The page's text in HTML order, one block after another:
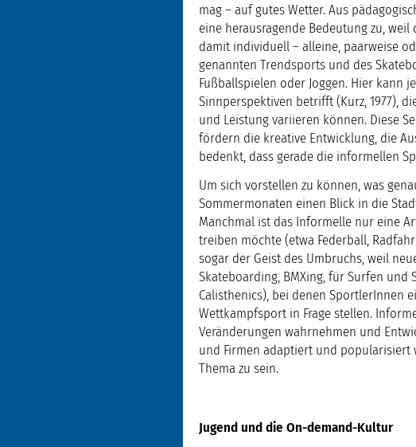
mag – auf gutes Wetter. Aus
eine herausragende Bedeutung zu,
damit individuell – alleine, paarweise
genannten Trendsports und des
Fußballspielen oder Joggen. Hier kann
Sinnperspektiven betrifft (Kurz, 1977),
und Leistung variieren können. Diese
fördern die kreative Entwicklung, die
bedenkt, dass gerade die informellen
Um sich vorstellen zu können, was
Sommermonaten einen Blick in die
Manchmal ist das Informelle nur eine
treiben möchte (etwa Federball,
sogar der Geist des Umbruchs, weil
Skateboarding, BMXing, für Surfen und
Calisthenics), bei denen SportlerInnen
Wettkampfsport in Frage stellen.
Veränderungen wahrnehmen und
und Firmen adaptiert und popularisiert
Thema zu sein.
Jugend und die On-demand-Kultur